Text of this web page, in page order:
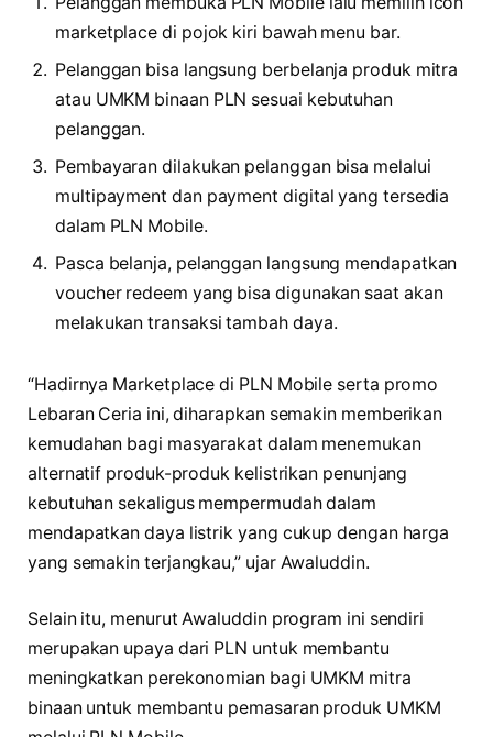
marketplace di pojok kiri bawah menu bar.
Pelanggan bisa langsung berbelanja produk mitra
atau UMKM binaan PLN sesuai kebutuhan
pelanggan.
Pembayaran dilakukan pelanggan bisa melalui
multipayment dan payment digital yang tersedia
dalam PLN Mobile.
Pasca belanja, pelanggan langsung mendapatkan
voucher redeem yang bisa digunakan saat akan
melakukan transaksi tambah daya.
“Hadirnya Marketplace di PLN Mobile serta promo
Lebaran Ceria ini, diharapkan semakin memberikan
kemudahan bagi masyarakat dalam menemukan
alternatif produk-produk kelistrikan penunjang
kebutuhan sekaligus mempermudah dalam
mendapatkan daya listrik yang cukup dengan harga
yang semakin terjangkau,” ujar Awaluddin.
Selain itu, menurut Awaluddin program ini sendiri
merupakan upaya dari PLN untuk membantu
meningkatkan perekonomian bagi UMKM mitra
binaan untuk membantu pemasaran produk UMKM